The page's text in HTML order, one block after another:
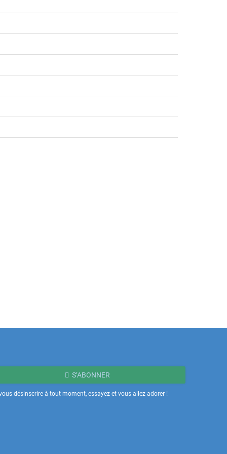
S’ABONNER
désinscrire à tout moment, essayez et vous allez adorer !